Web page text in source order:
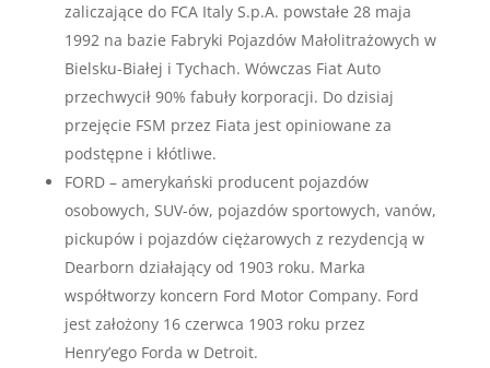
zaliczające do FCA Italy S.p.A. powstałe 28 maja
1992 na bazie Fabryki Pojazdów Małolitrażowych w
Bielsku-Białej i Tychach. Wówczas Fiat Auto
przechwycił 90% fabuły korporacji. Do dzisiaj
przejęcie FSM przez Fiata jest opiniowane za
podstępne i kłótliwe.
FORD – amerykański producent pojazdów
osobowych, SUV-ów, pojazdów sportowych, vanów,
pickupów i pojazdów ciężarowych z rezydencją w
Dearborn działający od 1903 roku. Marka
współtworzy koncern Ford Motor Company. Ford
jest założony 16 czerwca 1903 roku przez
Henry’ego Forda w Detroit.